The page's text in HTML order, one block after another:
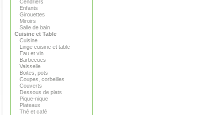
Cendriers
Enfants
Girouettes
Miroirs
Salle de bain
Cuisine et Table
Cuisine
Linge cuisine et table
Eau et vin
Barbecues
Vaisselle
Boites, pots
Coupes, corbeilles
Couverts
Dessous de plats
Pique-nique
Plateaux
Thé et café